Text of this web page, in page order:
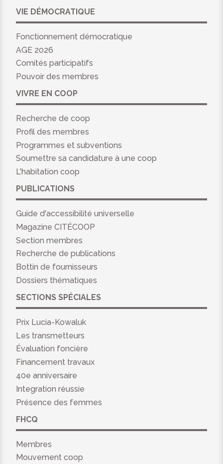
VIE DÉMOCRATIQUE
Fonctionnement démocratique
AGE 2026
Comités participatifs
Pouvoir des membres
VIVRE EN COOP
Recherche de coop
Profil des membres
Programmes et subventions
Soumettre sa candidature à une coop
L'habitation coop
PUBLICATIONS
Guide d'accessibilité universelle
Magazine CITÉCOOP
Section membres
Recherche de publications
Bottin de fournisseurs
Dossiers thématiques
SECTIONS SPÉCIALES
Prix Lucia-Kowaluk
Les transmetteurs
Évaluation foncière
Financement travaux
40e anniversaire
Integration réussie
Présence des femmes
FHCQ
Membres
Mouvement coop